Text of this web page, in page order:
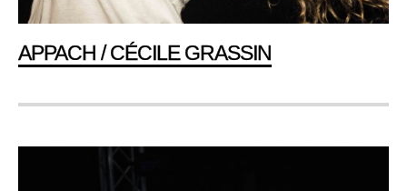
APPACH / CÉCILE GRASSIN